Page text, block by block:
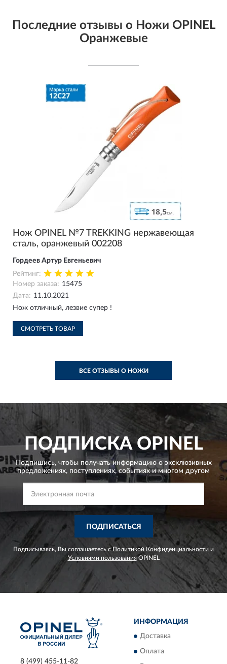
Последние отзывы о Ножи OPINEL
Оранжевые
Нож OPINEL №7 TREKKING нержавеющая
сталь, оранжевый 002208
Гордеев Артур Евгеньевич
Рейтинг:
Номер заказа: 15475
Дата: 11.10.2021
Нож отличный, лезвие супер !
СМОТРЕТЬ ТОВАР
ВСЕ ОТЗЫВЫ О НОЖИ
ПОДПИСКАOPINEL
Подпишись, чтобы получать информацию о эксклюзивных
предложениях, поступлениях, событиях и многом другом
ПОДПИСАТЬСЯ
Подписываясь, Вы соглашаетесь сПолитикой Конфиденциальности и
Условиями пользованияOPINEL
8 (499) 455-11-82
ИНФОРМАЦИЯ
Доставка
Оплата